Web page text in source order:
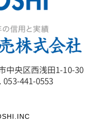
中央区西浅田1-10-30
441-0553